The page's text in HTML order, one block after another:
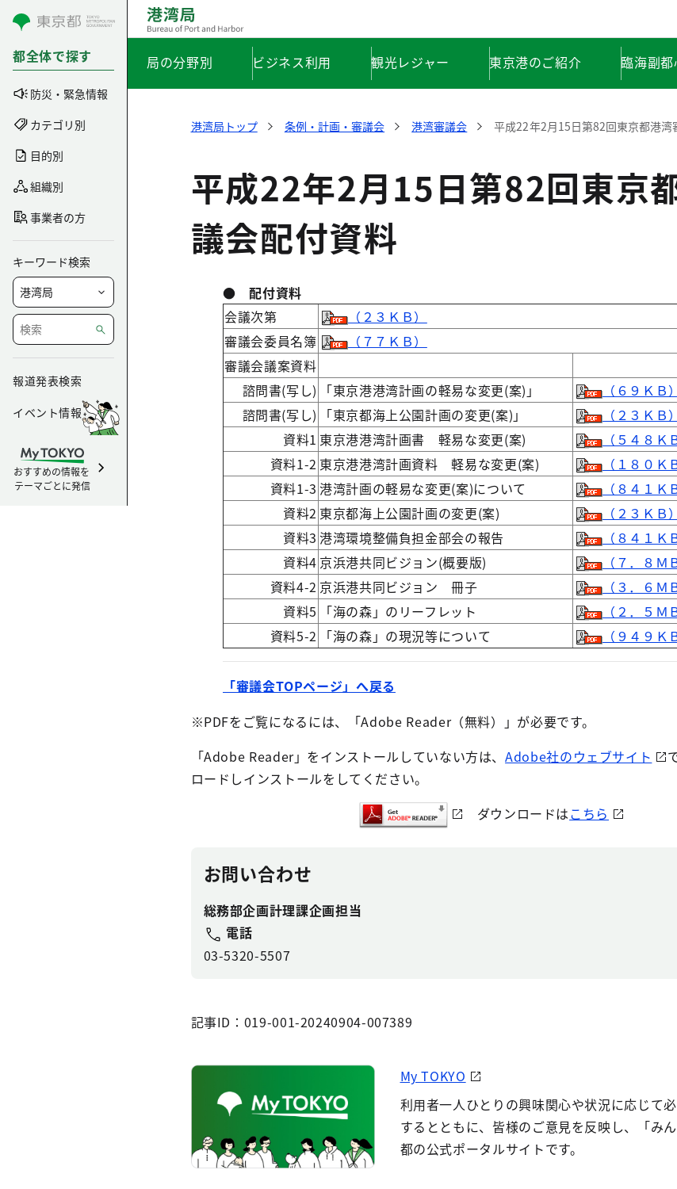
コンテンツにスキップ
都全体で探す
防災・緊急情報
カテゴリ別
目的別
組織別
事業者の方
キーワード検索
報道発表検索
イベント情報
おすすめの情報を
テーマごとに発信
局の分野別 ビジネス利用 観光レジャー 東京港のご紹介 臨海副都
港湾局トップ 条例・計画・審議会 港湾審議会 平成22年2月15日第82回東京都港湾
平成22年2月15日第82回東京
議会配付資料
● 配付資料
会議次第
（２３ＫＢ）
審議会委員名簿
（７７ＫＢ）
審議会議案資料
諮問書(写し)
「東京港港湾計画の軽易な変更(案)」
（６９ＫＢ）
諮問書(写し)
「東京都海上公園計画の変更(案)」
（２３ＫＢ）
資料1 東京港港湾計画書 軽易な変更(案)
（５４８Ｋ
資料1-2 東京港港湾計画資料 軽易な変更(案)
（１８０Ｋ
資料1-3 港湾計画の軽易な変更(案)について
（８４１Ｋ
資料2 東京都海上公園計画の変更(案)
（２３ＫＢ）
資料3 港湾環境整備負担金部会の報告
（８４１Ｋ
資料4 京浜港共同ビジョン(概要版)
（７．８Ｍ
資料4-2 京浜港共同ビジョン 冊子
（３．６Ｍ
資料5
「海の森」のリーフレット
（２．５Ｍ
資料5-2
「海の森」の現況等について （９４９Ｋ
「審議会TOPページ」へ戻る
※PDFをご覧になるには、「Adobe Reader（無料）」が必要です。
「Adobe Reader」をインストールしていない方は、Adobe社のウェブサイト
ロードしインストールをしてください。
ダウンロードはこちら
お問い合わせ
総務部企画計理課企画担当
電話
03-5320-5507
記事ID：019-001-20240904-007389
My TOKYO
利用者一人ひとりの興味関心や状況に応じて
するとともに、皆様のご意見を反映し、「み
都の公式ポータルサイトです。